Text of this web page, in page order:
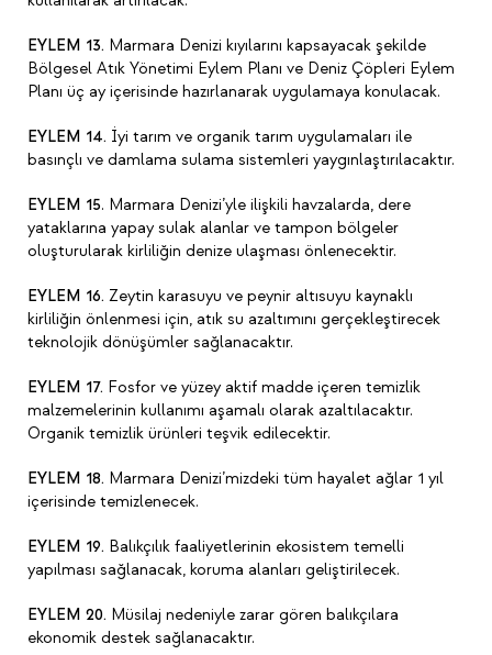
EYLEM 13. Marmara Denizi kıyılarını kapsayacak şekilde
Bölgesel Atık Yönetimi Eylem Planı ve Deniz Çöpleri Eylem
Planı üç ay içerisinde hazırlanarak uygulamaya konulacak.
EYLEM 14. İyi tarım ve organik tarım uygulamaları ile
basınçlı ve damlama sulama sistemleri yaygınlaştırılacaktır.
EYLEM 15. Marmara Denizi’yle ilişkili havzalarda, dere
yataklarına yapay sulak alanlar ve tampon bölgeler
oluşturularak kirliliğin denize ulaşması önlenecektir.
EYLEM 16. Zeytin karasuyu ve peynir altısuyu kaynaklı
kirliliğin önlenmesi için, atık su azaltımını gerçekleştirecek
teknolojik dönüşümler sağlanacaktır.
EYLEM 17. Fosfor ve yüzey aktif madde içeren temizlik
malzemelerinin kullanımı aşamalı olarak azaltılacaktır.
Organik temizlik ürünleri teşvik edilecektir.
EYLEM 18. Marmara Denizi’mizdeki tüm hayalet ağlar 1 yıl
içerisinde temizlenecek.
EYLEM 19. Balıkçılık faaliyetlerinin ekosistem temelli
yapılması sağlanacak, koruma alanları geliştirilecek.
EYLEM 20. Müsilaj nedeniyle zarar gören balıkçılara
ekonomik destek sağlanacaktır.